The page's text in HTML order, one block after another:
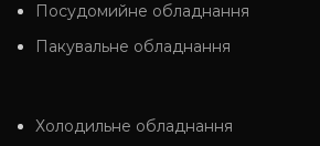
Посудомийне обладнання
Пакувальне обладнання
Холодильне обладнання